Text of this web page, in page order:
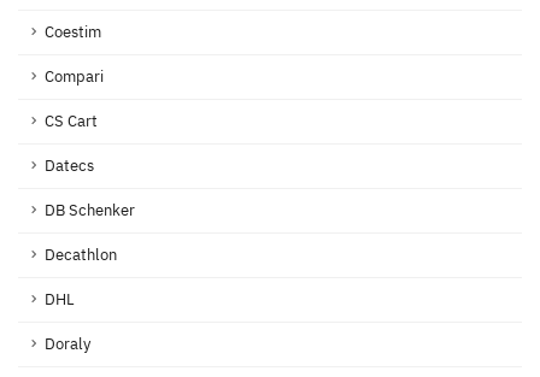
Coestim
Compari
CS Cart
Datecs
DB Schenker
Decathlon
DHL
Doraly